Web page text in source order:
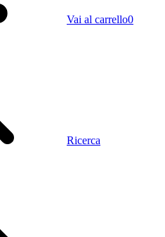
Vai al carrello0
Ricerca